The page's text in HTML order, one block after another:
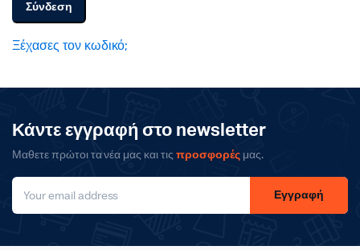
Σύνδεση
Ξέχασες τον κωδικό;
Κάντε εγγραφή στο newsletter
Μαθετε πρώτοι τα νέα μας και τιςπροσφορέςμας.
Εγγραφή